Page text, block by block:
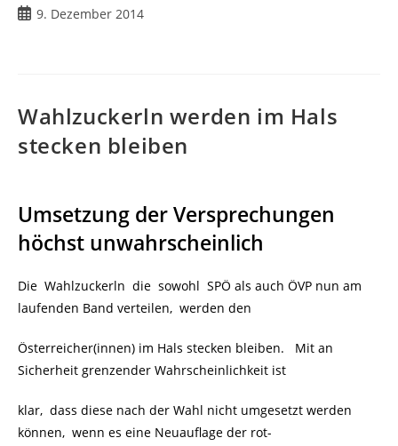
Beitrag
9. Dezember 2014
Wahlzuckerln werden im Hals
stecken bleiben
Umsetzung der Versprechungen
höchst unwahrscheinlich
Die Wahlzuckerln die sowohl SPÖ als auch ÖVP nun am
laufenden Band verteilen, werden den
Österreicher(innen) im Hals stecken bleiben. Mit an
Sicherheit grenzender Wahrscheinlichkeit ist
klar, dass diese nach der Wahl nicht umgesetzt werden
können, wenn es eine Neuauflage der rot-